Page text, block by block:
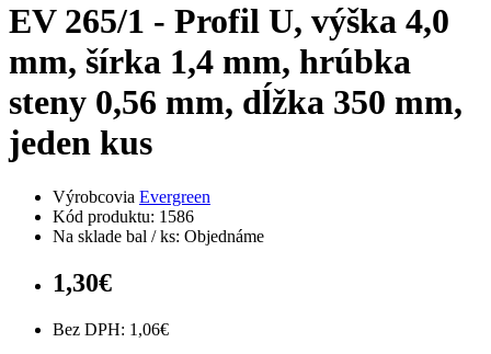
EV 265/1 - Profil U, výška 4,0
mm, šírka 1,4 mm, hrúbka
steny 0,56 mm, dĺžka 350 mm,
jeden kus
Výrobcovia Evergreen
Kód produktu: 1586
Na sklade bal / ks: Objednáme
1,30€
Bez DPH: 1,06€